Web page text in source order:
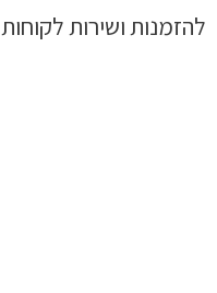
לתוכןלהזמנות ושירות לקוחות 058-4996068